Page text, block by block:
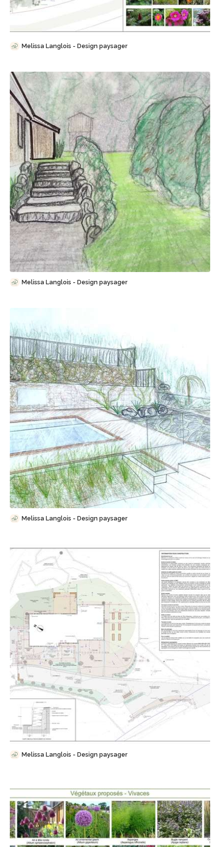
Sauvegarder
Melissa Langlois - Design paysager
Sauvegarder
Melissa Langlois - Design paysager
Sauvegarder
Melissa Langlois - Design paysager
Sauvegarder
Melissa Langlois - Design paysager